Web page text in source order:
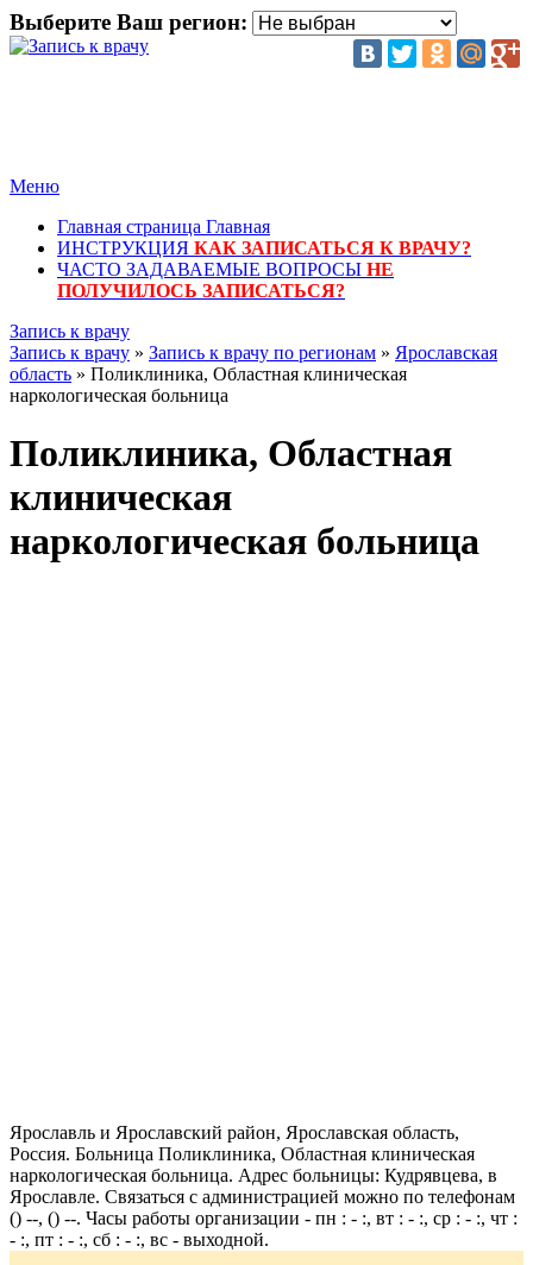
Выберите Ваш регион:
Меню
Главная страница Главная
ИНСТРУКЦИЯ КАК ЗАПИСАТЬСЯ К ВРАЧУ?
ЧАСТО ЗАДАВАЕМЫЕ ВОПРОСЫ НЕ
ПОЛУЧИЛОСЬ ЗАПИСАТЬСЯ?
Запись к врачу
Запись к врачу » Запись к врачу по регионам » Ярославская
область » Поликлиника, Областная клиническая
наркологическая больница
Поликлиника, Областная
клиническая
наркологическая больница
Ярославль и Ярославский район, Ярославская область,
Россия. Больница Поликлиника, Областная клиническая
наркологическая больница. Адрес больницы: Кудрявцева, в
Ярославле. Связаться с администрацией можно по телефонам
() --, () --. Часы работы организации - пн : - :, вт : - :, ср : - :, чт :
- :, пт : - :, сб : - :, вс - выходной.